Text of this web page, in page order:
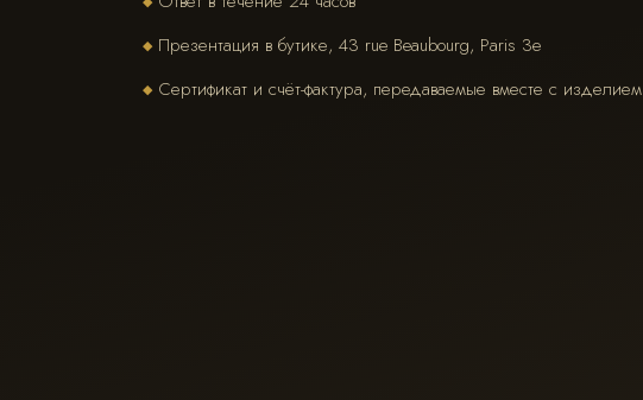
◆ Презентация в бутике, 43 rue Beaubourg, Paris 3e
◆ Сертификат и счёт-фактура, передаваемые вместе с изделием